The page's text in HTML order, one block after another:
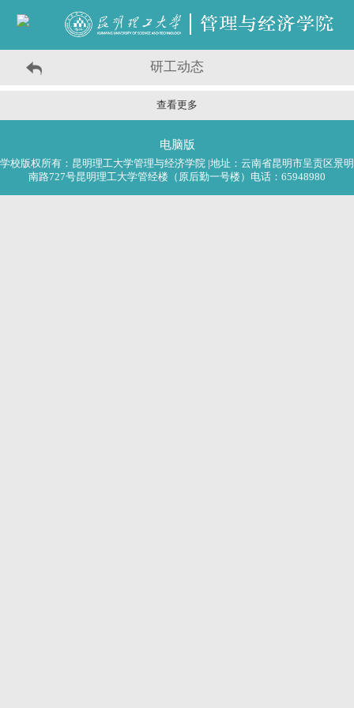
研工动态
查看更多
电脑版
学校版权所有：昆明理工大学管理与经济学院 |地址：云南省昆明市呈贡区景明
南路727号昆明理工大学管经楼（原后勤一号楼）电话：65948980